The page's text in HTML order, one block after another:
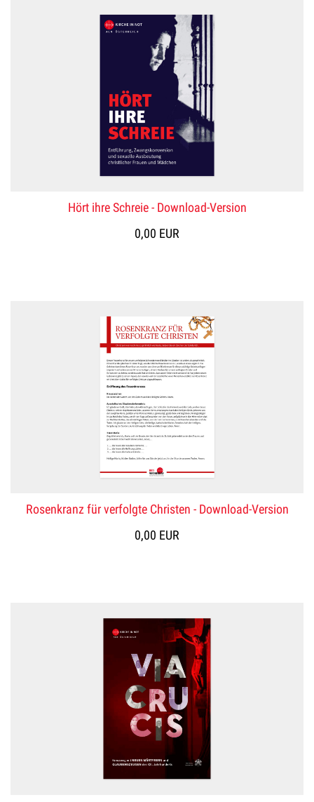
Hört ihre Schreie - Download-Version
0,00 EUR
Rosenkranz für verfolgte Christen - Download-Version
0,00 EUR